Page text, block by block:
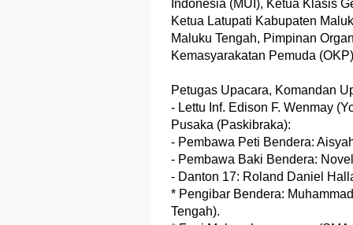
Indonesia (MUI), Ketua Klasis
Ketua Latupati Kabupaten
Maluku Tengah, Pimpinan
Kemasyarakatan Pemuda
Petugas Upacara, Komandan
- Lettu Inf. Edison F. Wenmay
Pusaka (Paskibraka):
- Pembawa Peti Bendera:
- Pembawa Baki Bendera:
- Danton 17: Roland Daniel
* Pengibar Bendera:
Tengah).